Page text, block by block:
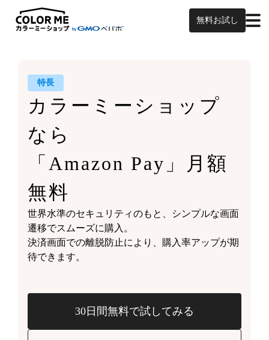
無料お試し
特長
カラーミーショップ
なら
「Amazon Pay」月額
無料
世界水準のセキュリティのもと、シンプルな画面
遷移でスムーズに購入。
決済画面での離脱防止により、購入率アップが期
待できます。
30日間無料で試してみる